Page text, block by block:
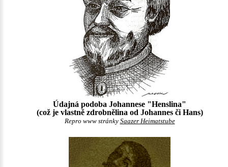
Údajná podoba Johannese "Henslina"
(což je vlastně zdrobnělina od Johannes či Hans)
Repro www stránky Saazer Heimatstube